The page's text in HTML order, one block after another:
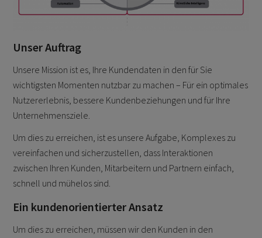
Unser Auftrag
Unsere Mission ist es, Ihre Kundendaten in den für Sie
wichtigsten Momenten nutzbar zu machen – Für ein optimales
Nutzererlebnis, bessere Kundenbeziehungen und für Ihre
Unternehmensziele.
Um dies zu erreichen, ist es unsere Aufgabe, Komplexes zu
vereinfachen und sicherzustellen, dass Interaktionen
zwischen Ihren Kunden, Mitarbeitern und Partnern einfach,
schnell und mühelos sind.
Ein kundenorientierter Ansatz
Um dies zu erreichen, müssen wir den Kunden in den